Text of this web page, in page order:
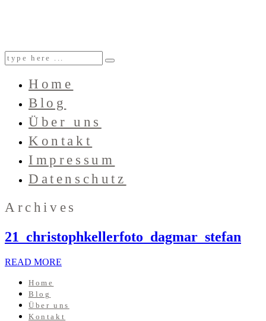
Home
Blog
Über uns
Kontakt
Impressum
Datenschutz
Archives
21_christophkellerfoto_dagmar_stefan
READ MORE
Home
Blog
Über uns
Kontakt